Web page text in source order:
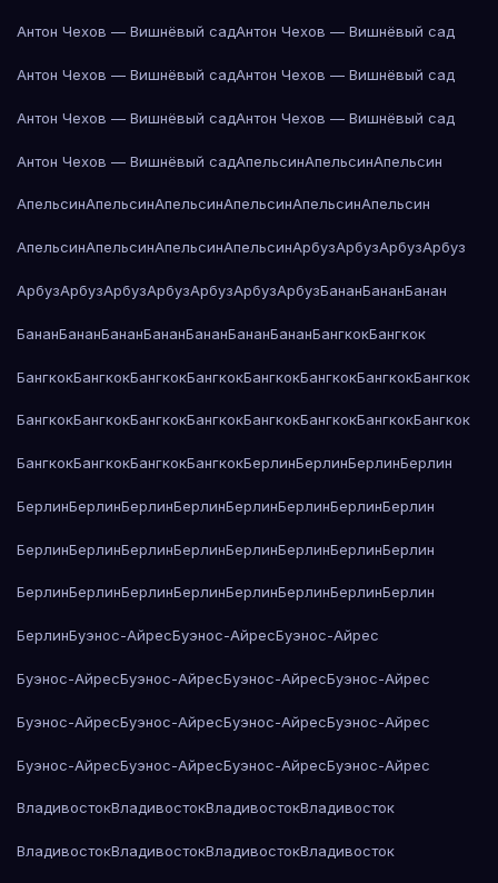
Антон Чехов — Вишнёвый садАнтон Чехов — Вишнёвый сад
Антон Чехов — Вишнёвый садАнтон Чехов — Вишнёвый сад
Антон Чехов — Вишнёвый садАнтон Чехов — Вишнёвый сад
Антон Чехов — Вишнёвый садАпельсинАпельсинАпельсин
АпельсинАпельсинАпельсинАпельсинАпельсинАпельсин
АпельсинАпельсинАпельсинАпельсинАрбузАрбузАрбузАрбуз
АрбузАрбузАрбузАрбузАрбузАрбузАрбузБананБананБанан
БананБананБананБананБананБананБананБангкокБангкок
БангкокБангкокБангкокБангкокБангкокБангкокБангкокБангкок
БангкокБангкокБангкокБангкокБангкокБангкокБангкокБангкок
БангкокБангкокБангкокБангкокБерлинБерлинБерлинБерлин
БерлинБерлинБерлинБерлинБерлинБерлинБерлинБерлин
БерлинБерлинБерлинБерлинБерлинБерлинБерлинБерлин
БерлинБерлинБерлинБерлинБерлинБерлинБерлинБерлин
БерлинБуэнос-АйресБуэнос-АйресБуэнос-Айрес
Буэнос-АйресБуэнос-АйресБуэнос-АйресБуэнос-Айрес
Буэнос-АйресБуэнос-АйресБуэнос-АйресБуэнос-Айрес
Буэнос-АйресБуэнос-АйресБуэнос-АйресБуэнос-Айрес
ВладивостокВладивостокВладивостокВладивосток
ВладивостокВладивостокВладивостокВладивосток